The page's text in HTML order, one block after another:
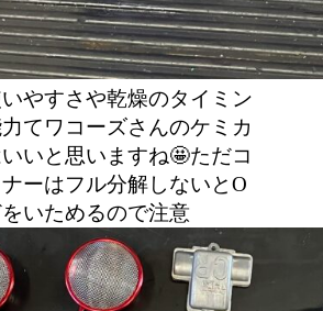
やすさや乾燥のタイミン
てワコーズさんのケミカ
いと思いますね🤩ただコ
ーはフル分解しないとO
いためるので注意